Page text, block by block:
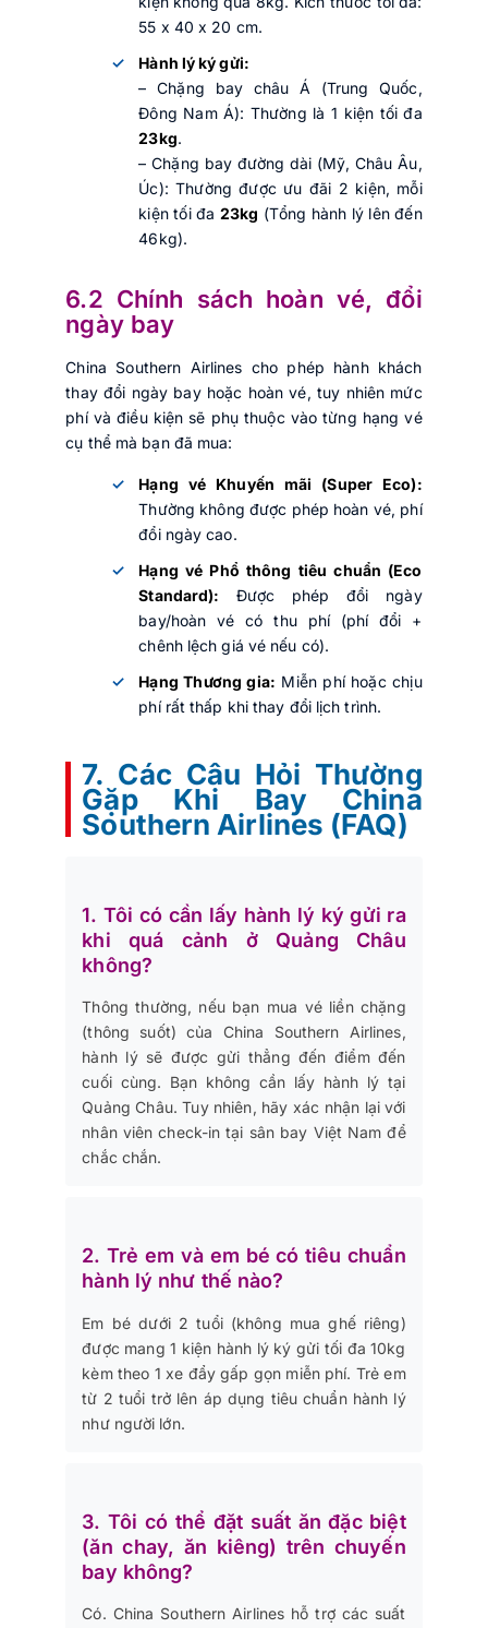
55 x 40 x 20 cm.
Hành lý ký gửi:
– Chặng bay châu Á (Trung Quốc,
Đông Nam Á): Thường là 1 kiện tối đa
23kg.
– Chặng bay đường dài (Mỹ, Châu Âu,
Úc): Thường được ưu đãi 2 kiện, mỗi
kiện tối đa 23kg (Tổng hành lý lên đến
46kg).
6.2 Chính sách hoàn vé, đổi
ngày bay
China Southern Airlines cho phép hành khách
thay đổi ngày bay hoặc hoàn vé, tuy nhiên mức
phí và điều kiện sẽ phụ thuộc vào từng hạng vé
cụ thể mà bạn đã mua:
Hạng vé Khuyến mãi (Super Eco):
Thường không được phép hoàn vé, phí
đổi ngày cao.
Hạng vé Phổ thông tiêu chuẩn (Eco
Standard): Được phép đổi ngày
bay/hoàn vé có thu phí (phí đổi +
chênh lệch giá vé nếu có).
Hạng Thương gia: Miễn phí hoặc chịu
phí rất thấp khi thay đổi lịch trình.
7. Các Câu Hỏi Thường
Gặp Khi Bay China
Southern Airlines (FAQ)
1. Tôi có cần lấy hành lý ký gửi ra
khi quá cảnh ở Quảng Châu
không?
Thông thường, nếu bạn mua vé liền chặng
(thông suốt) của China Southern Airlines,
hành lý sẽ được gửi thẳng đến điểm đến
cuối cùng. Bạn không cần lấy hành lý tại
Quảng Châu. Tuy nhiên, hãy xác nhận lại với
nhân viên check-in tại sân bay Việt Nam để
chắc chắn.
2. Trẻ em và em bé có tiêu chuẩn
hành lý như thế nào?
Em bé dưới 2 tuổi (không mua ghế riêng)
được mang 1 kiện hành lý ký gửi tối đa 10kg
kèm theo 1 xe đẩy gấp gọn miễn phí. Trẻ em
từ 2 tuổi trở lên áp dụng tiêu chuẩn hành lý
như người lớn.
3. Tôi có thể đặt suất ăn đặc biệt
(ăn chay, ăn kiêng) trên chuyến
bay không?
Có. China Southern Airlines hỗ trợ các suất